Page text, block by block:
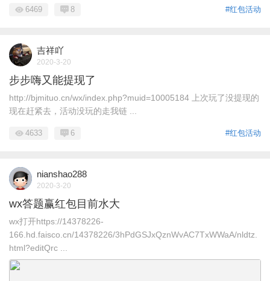
#红包活动
6469 8
吉祥吖
2020-3-20
步步嗨又能提现了
http://bjmituo.cn/wx/index.php?muid=10005184 上次玩了没提现的
现在赶紧去，活动没玩的走我链 ...
#红包活动
4633 6
nianshao288
2020-3-20
wx答题赢红包目前水大
wx打开https://14378226-
166.hd.faisco.cn/14378226/3hPdGSJxQznWvAC7TxWWaA/nldtz.
html?editQrc ...